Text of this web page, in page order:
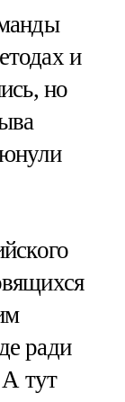
и
но
ради
А тут